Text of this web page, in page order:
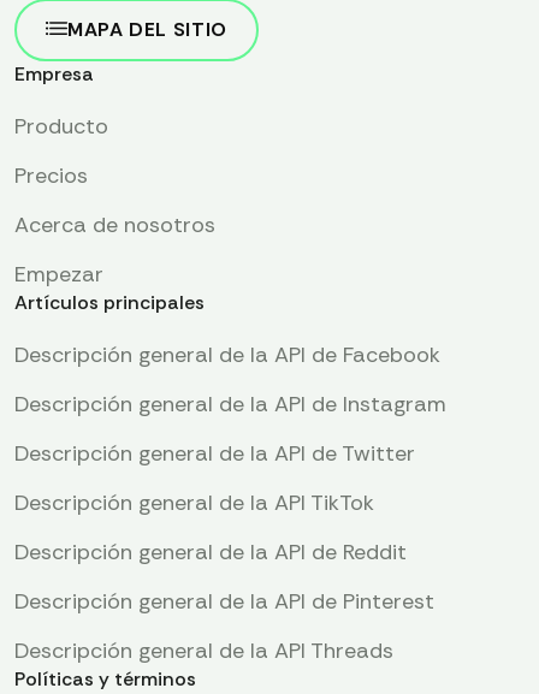
MAPA DEL SITIO
Empresa
Producto
Precios
Acerca de nosotros
Empezar
Artículos principales
Descripción general de la API de Facebook
Descripción general de la API de Instagram
Descripción general de la API de Twitter
Descripción general de la API TikTok
Descripción general de la API de Reddit
Descripción general de la API de Pinterest
Descripción general de la API Threads
Políticas y términos